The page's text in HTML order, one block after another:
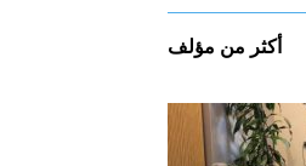
أكثر من مؤلف